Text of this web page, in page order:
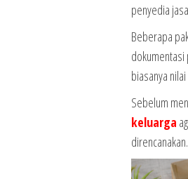
penyedia
Beberapa
dokumentasi
biasanya
Sebelum
keluarga
direncanakan.